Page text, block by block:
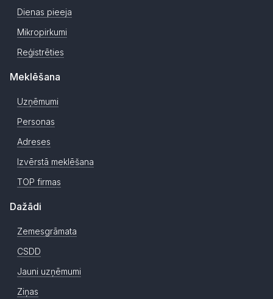
Dienas pieeja
Mikropirkumi
Reģistrēties
Meklēšana
Uzņēmumi
Personas
Adreses
Izvērstā meklēšana
TOP firmas
Dažādi
Zemesgrāmata
CSDD
Jauni uzņēmumi
Ziņas